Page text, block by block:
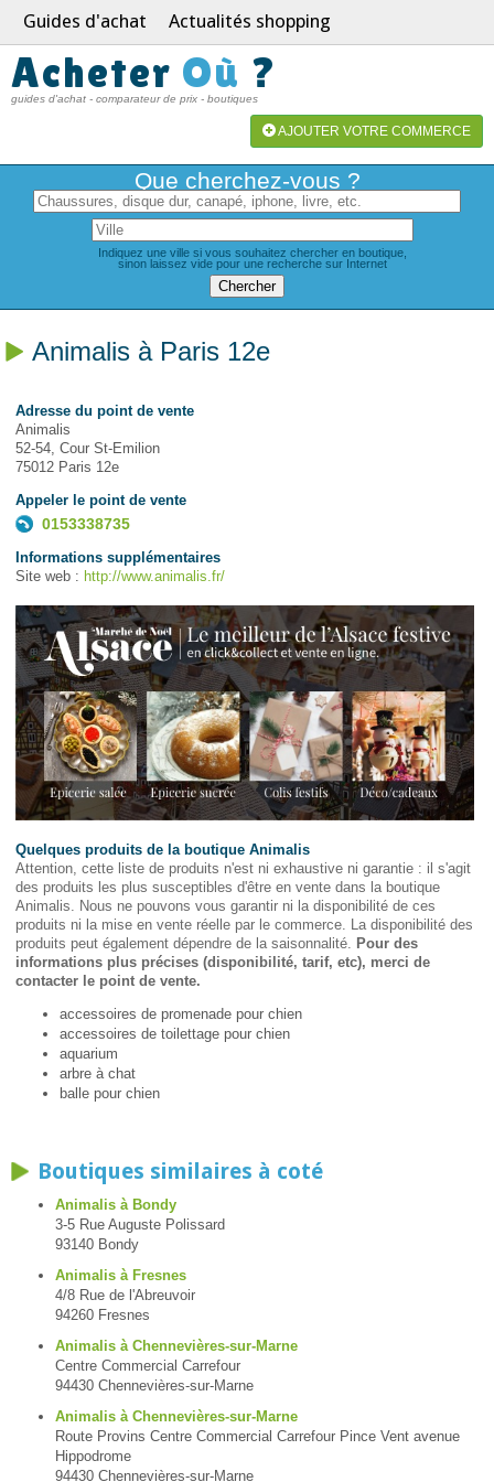
Guides d'achat Actualités shopping
Acheter Où ?
guides d'achat - comparateur de prix - boutiques
AJOUTER VOTRE COMMERCE
Que cherchez-vous ?
Indiquez une ville si vous souhaitez chercher en boutique,
sinon laissez vide pour une recherche sur Internet
Animalis à Paris 12e
Adresse du point de vente
Animalis
52-54, Cour St-Emilion
75012 Paris 12e
Appeler le point de vente
0153338735
Informations supplémentaires
Site web : http://www.animalis.fr/
Quelques produits de la boutique Animalis
Attention, cette liste de produits n'est ni exhaustive ni garantie : il s'agit
des produits les plus susceptibles d'être en vente dans la boutique
Animalis. Nous ne pouvons vous garantir ni la disponibilité de ces
produits ni la mise en vente réelle par le commerce. La disponibilité des
produits peut également dépendre de la saisonnalité. Pour des
informations plus précises (disponibilité, tarif, etc), merci de
contacter le point de vente.
accessoires de promenade pour chien
accessoires de toilettage pour chien
aquarium
arbre à chat
balle pour chien
Boutiques similaires à coté
Animalis à Bondy
3-5 Rue Auguste Polissard
93140 Bondy
Animalis à Fresnes
4/8 Rue de l'Abreuvoir
94260 Fresnes
Animalis à Chennevières-sur-Marne
Centre Commercial Carrefour
94430 Chennevières-sur-Marne
Animalis à Chennevières-sur-Marne
Route Provins Centre Commercial Carrefour Pince Vent avenue
Hippodrome
94430 Chennevières-sur-Marne